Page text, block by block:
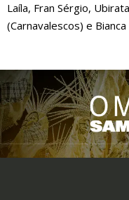
Laíla, Fran Sérgio,
(Carnavalescos) e